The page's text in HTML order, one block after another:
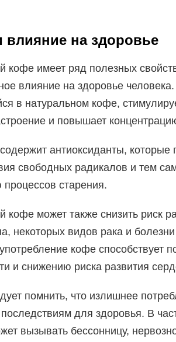
влияние на здоровье
кофе имеет ряд полезных
влияние на здоровье
в натуральном кофе,
и повышает
антиоксиданты, которые
свободных радикалов и тем
старения.
кофе может также снизить риск
некоторых видов рака и
кофе способствует
и снижению риска развития
помнить, что излишнее
для здоровья. В
вызывать бессонницу,